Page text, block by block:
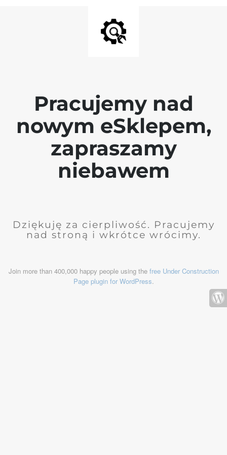
Pracujemy nad
nowym eSklepem,
zapraszamy
niebawem
Dziękuję za cierpliwość. Pracujemy
nad stroną i wkrótce wrócimy.
Join more than 400,000 happy people using the free Under Construction
Page plugin for WordPress.